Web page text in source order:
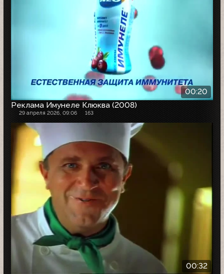
00:20
Реклама Имунеле Клюква (2008)
29 апреля 2026, 09:06 163
00:32